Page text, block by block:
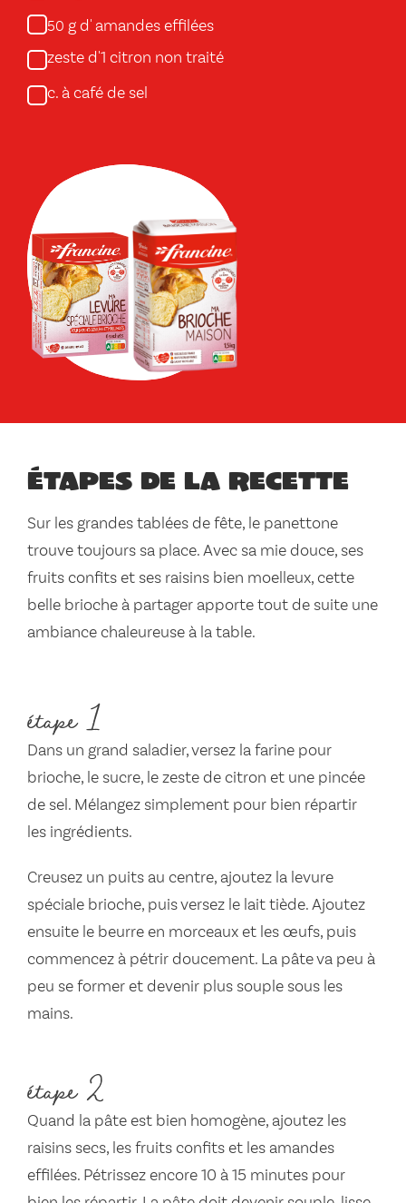
50 g d' amandes effilées
zeste d'1 citron non traité
c. à café de sel
Étapes de la recette
Sur les grandes tablées de fête, le panettone
trouve toujours sa place. Avec sa mie douce, ses
fruits confits et ses raisins bien moelleux, cette
belle brioche à partager apporte tout de suite une
ambiance chaleureuse à la table.
étape 1
Dans un grand saladier, versez la farine pour
brioche, le sucre, le zeste de citron et une pincée
de sel. Mélangez simplement pour bien répartir
les ingrédients.
Creusez un puits au centre, ajoutez la levure
spéciale brioche, puis versez le lait tiède. Ajoutez
ensuite le beurre en morceaux et les œufs, puis
commencez à pétrir doucement. La pâte va peu à
peu se former et devenir plus souple sous les
mains.
étape 2
Quand la pâte est bien homogène, ajoutez les
raisins secs, les fruits confits et les amandes
effilées. Pétrissez encore 10 à 15 minutes pour